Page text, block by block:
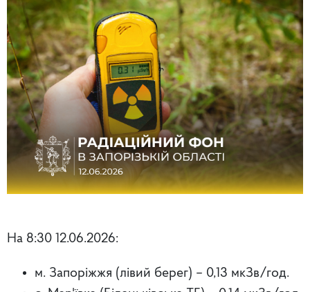
На 8:30 12.06.2026:
м. Запоріжжя (лівий берег) – 0,13 мкЗв/год.